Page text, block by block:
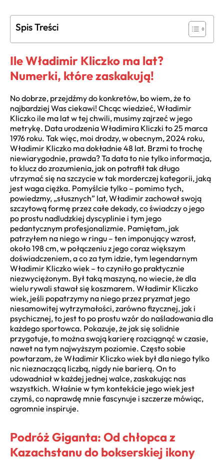
Spis Treści
Ile Władimir Kliczko ma lat?
Numerki, które zaskakują!
No dobrze, przejdźmy do konkretów, bo wiem, że to
najbardziej Was ciekawi! Chcąc wiedzieć, Władimir
Kliczko ile ma lat w tej chwili, musimy zajrzeć w jego
metrykę. Data urodzenia Władimira Kliczki to 25 marca
1976 roku. Tak więc, moi drodzy, w obecnym, 2024 roku,
Władimir Kliczko ma dokładnie 48 lat. Brzmi to trochę
niewiarygodnie, prawda? Ta data to nie tylko informacja,
to klucz do zrozumienia, jak on potrafił tak długo
utrzymać się na szczycie w tak morderczej kategorii, jaką
jest waga ciężka. Pomyślcie tylko – pomimo tych,
powiedzmy, „słusznych” lat, Władimir zachował swoją
szczytową formę przez całe dekady, co świadczy o jego
po prostu nadludzkiej dyscyplinie i tym jego
pedantycznym profesjonalizmie. Pamiętam, jak
patrzyłem na niego w ringu – ten imponujący wzrost,
około 198 cm, w połączeniu z jego coraz większym
doświadczeniem, a co za tym idzie, tym legendarnym
Władimir Kliczko wiek – to czyniło go praktycznie
niezwyciężonym. Był taką maszyną, no wiecie, że dla
wielu rywali stawał się koszmarem. Władimir Kliczko
wiek, jeśli popatrzymy na niego przez pryzmat jego
niesamowitej wytrzymałości, zarówno fizycznej, jak i
psychicznej, to jest to po prostu wzór do naśladowania dla
każdego sportowca. Pokazuje, że jak się solidnie
przygotuje, to można swoją karierę rozciągnąć w czasie,
nawet na tym najwyższym poziomie. Często sobie
powtarzam, że Władimir Kliczko wiek był dla niego tylko
nic nieznaczącą liczbą, nigdy nie barierą. On to
udowadniał w każdej jednej walce, zaskakując nas
wszystkich. Właśnie w tym kontekście jego wiek jest
czymś, co naprawdę mnie fascynuje i szczerze mówiąc,
ogromnie inspiruje.
Podróż Giganta: Od chłopca z
Kazachstanu do bokserskiej ikony